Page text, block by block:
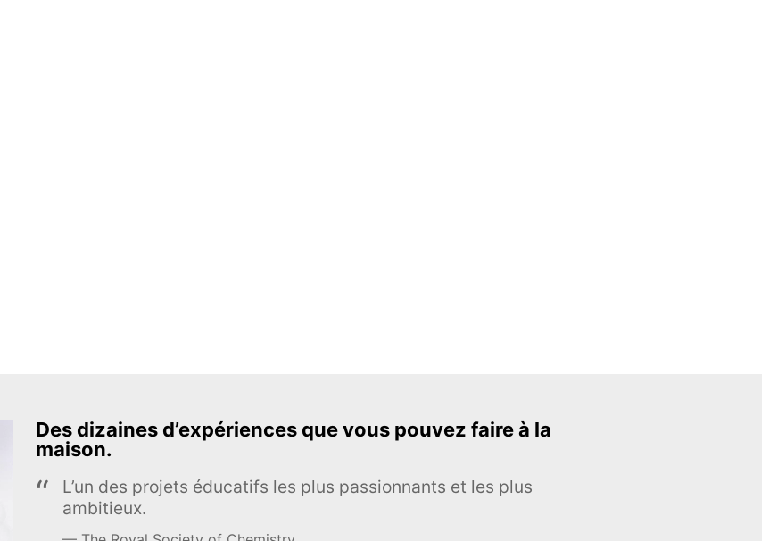
Des dizaines d’expériences que vous pouvez faire à la
maison.
L’un des projets éducatifs les plus passionnants et les plus
ambitieux.